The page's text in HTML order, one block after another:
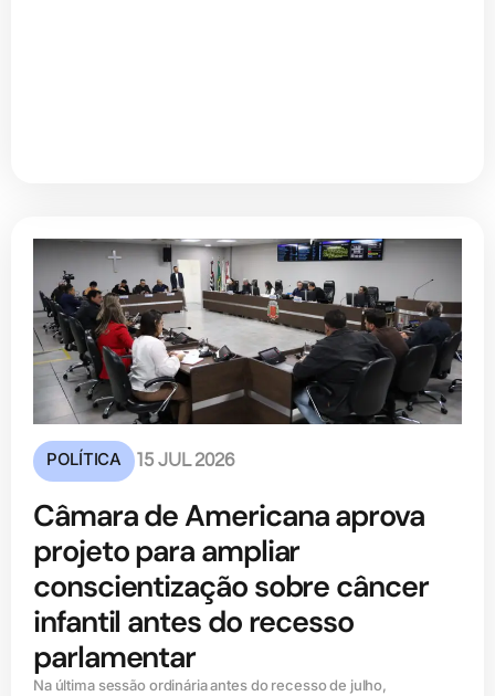
POLÍTICA 15 JUL 2026
Câmara de Americana aprova
projeto para ampliar
conscientização sobre câncer
infantil antes do recesso
parlamentar
Na última sessão ordinária antes do recesso de julho,